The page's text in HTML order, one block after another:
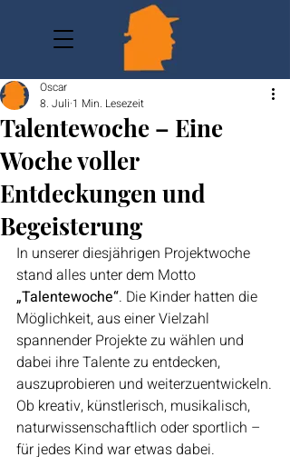
Talentewoche – Eine
Woche voller
Entdeckungen und
Begeisterung
Oscar
8. Juli 1 Min. Lesezeit
In unserer diesjährigen Projektwoche
stand alles unter dem Motto
„Talentewoche“. Die Kinder hatten die
Möglichkeit, aus einer Vielzahl
spannender Projekte zu wählen und
dabei ihre Talente zu entdecken,
auszuprobieren und weiterzuentwickeln.
Ob kreativ, künstlerisch, musikalisch,
naturwissenschaftlich oder sportlich –
für jedes Kind war etwas dabei.